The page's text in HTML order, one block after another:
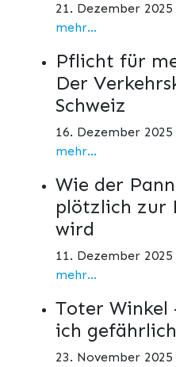
21. Dezember 2025
mehr...
Pflicht für
Der
Schweiz
16. Dezember 2025
mehr...
Wie der
plötzlich zur
wird
11. Dezember 2025
mehr...
Toter Winkel
ich
23. November 2025